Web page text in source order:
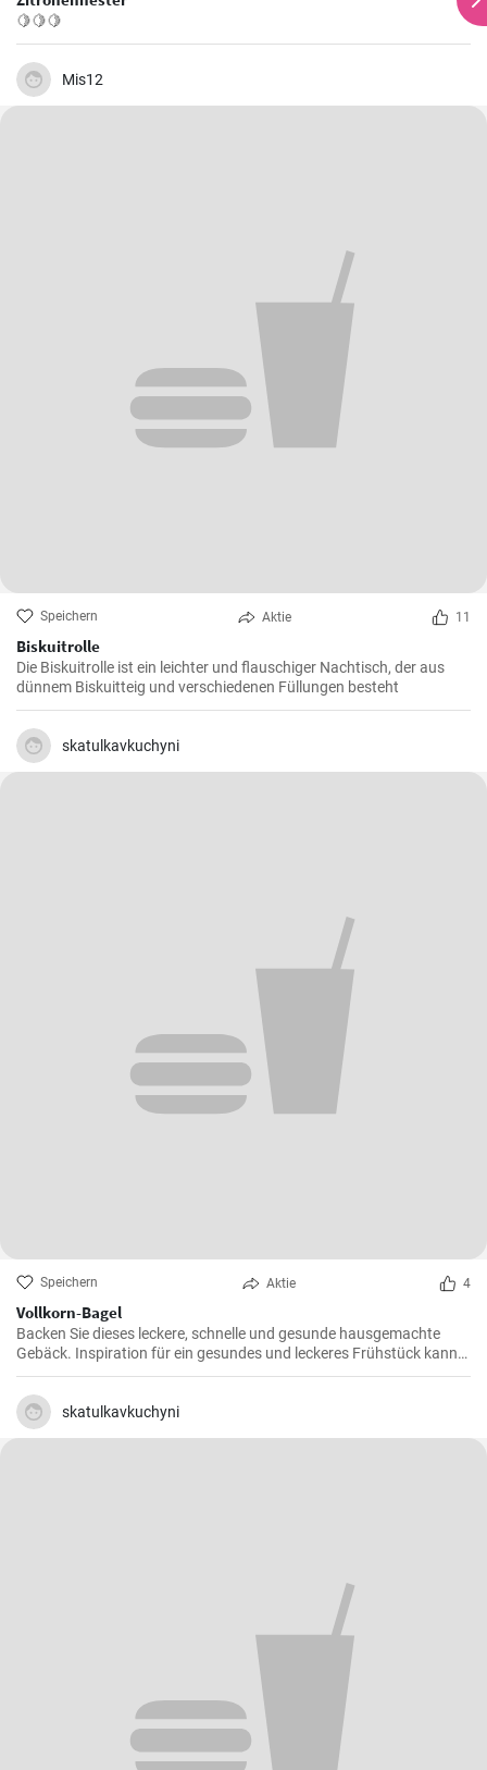
🍋🍋🍋
Mis12
Speichern Aktie 11
Biskuitrolle
Die Biskuitrolle ist ein leichter und flauschiger Nachtisch, der aus
dünnem Biskuitteig und verschiedenen Füllungen besteht
skatulkavkuchyni
Speichern Aktie 4
Vollkorn-Bagel
Backen Sie dieses leckere, schnelle und gesunde hausgemachte
Gebäck. Inspiration für ein gesundes und leckeres Frühstück kann
man nie genug haben.
skatulkavkuchyni